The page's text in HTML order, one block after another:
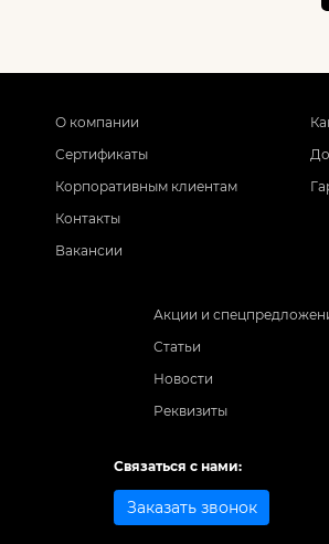
О компании
Сертификаты
Корпоративным клиентам
Контакты
Вакансии
Акции и
Статьи
Новости
Реквизиты
Связаться с нами:
Заказать звонок